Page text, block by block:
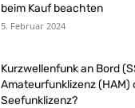
beim Kauf beachten
5. Februar 2024
Kurzwellenfunk an Bord
Amateurfunklizenz (HAM)
Seefunklizenz?